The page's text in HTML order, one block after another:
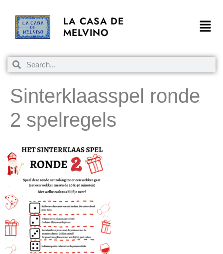
LA CASA DE
MELVINO
Sinterklaasspel ronde
2 spelregels